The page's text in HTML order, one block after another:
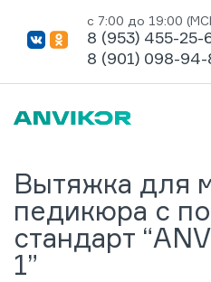
с 7:00 до 19:00
8 (953) 455-25-
8 (901) 098-94-
Вытяжка для
педикюра с
стандарт
1”